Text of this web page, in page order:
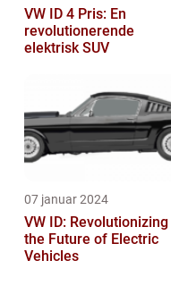
VW ID 4 Pris: En
revolutionerende
elektrisk SUV
07 januar 2024
VW ID: Revolutionizing
the Future of Electric
Vehicles